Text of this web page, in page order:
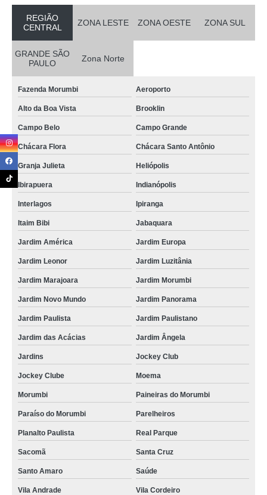
REGIÃO
CENTRAL
ZONA LESTE ZONA OESTE ZONA SUL
GRANDE SÃO
PAULO
Zona Norte
Fazenda Morumbi Aeroporto
Alto da Boa Vista Brooklin
Campo Belo Campo Grande
Chácara Flora Chácara Santo Antônio
Granja Julieta Heliópolis
Ibirapuera Indianópolis
Interlagos Ipiranga
Itaim Bibi Jabaquara
Jardim América Jardim Europa
Jardim Leonor Jardim Luzitânia
Jardim Marajoara Jardim Morumbi
Jardim Novo Mundo Jardim Panorama
Jardim Paulista Jardim Paulistano
Jardim das Acácias Jardim Ângela
Jardins Jockey Club
Jockey Clube Moema
Morumbi Paineiras do Morumbi
Paraíso do Morumbi Parelheiros
Planalto Paulista Real Parque
Sacomã Santa Cruz
Santo Amaro Saúde
Vila Andrade Vila Cordeiro